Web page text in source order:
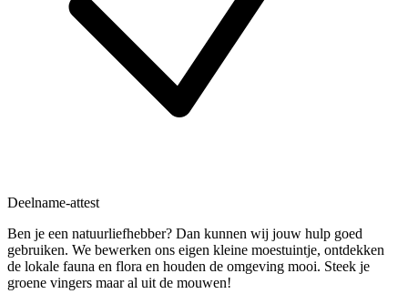
Deelname-attest
Ben je een natuurliefhebber? Dan kunnen wij jouw hulp goed
gebruiken. We bewerken ons eigen kleine moestuintje, ontdekken
de lokale fauna en flora en houden de omgeving mooi. Steek je
groene vingers maar al uit de mouwen!